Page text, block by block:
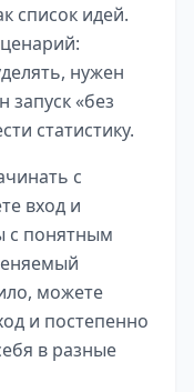
список идей.
нужен
запуск «без
статистику.
с
вход и
с понятным
можете
и постепенно
в разные